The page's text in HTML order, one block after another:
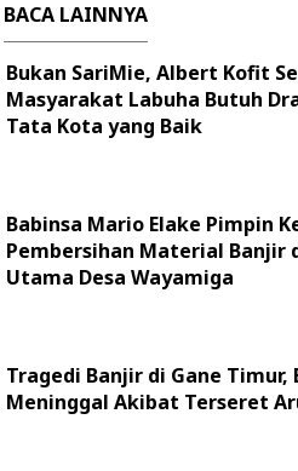
BACA LAINNYA
Bukan SariMie, Albert Kofit
Masyarakat Labuha Butuh
Tata Kota yang Baik
Babinsa Mario Elake Pimpin
Pembersihan Material Banjir
Utama Desa Wayamiga
Tragedi Banjir di Gane Timur,
Meninggal Akibat Terseret